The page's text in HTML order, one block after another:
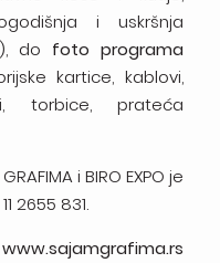
i uskršnja
do foto programa
kartice, kablovi,
torbice, prateća
i BIRO EXPO je
11 2655 831.
www.sajamgrafima.rs